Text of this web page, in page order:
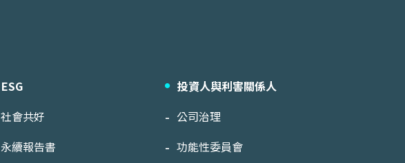
ESG
社會共好
永續報告書
投資人與利害關係人
公司治理
功能性委員會